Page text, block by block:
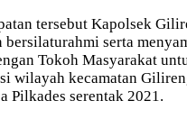
tersebut Kapolsek
bersilaturahmi serta
Tokoh Masyarakat
wilayah kecamatan
Pilkades serentak 2021.